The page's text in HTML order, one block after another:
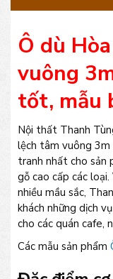
Ô dù
vuông
tốt, mẫu
Nội thất Thanh
lệch tâm vuông 3m
tranh nhất cho sản
gỗ cao cấp các
nhiều mầu sắc,
khách những dịch
cho các quán cafe,
Các mẫu sản phẩm